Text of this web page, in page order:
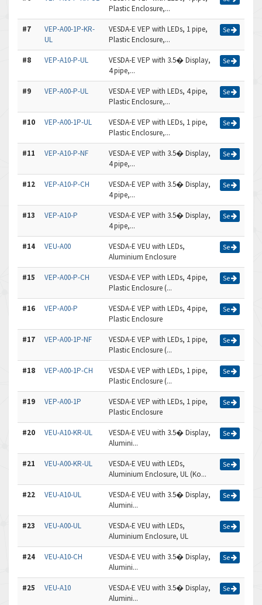
Plastic Enclosure,...
#7
VEP-A00-1P-KR-
UL
VESDA-E VEP with LEDs, 1 pipe,
Plastic Enclosure,...
Se
#8 VEP-A10-P-UL
VESDA-E VEP with 3.5� Display,
4 pipe,...
Se
#9 VEP-A00-P-UL
VESDA-E VEP with LEDs, 4 pipe,
Plastic Enclosure,...
Se
#10 VEP-A00-1P-UL
VESDA-E VEP with LEDs, 1 pipe,
Plastic Enclosure,...
Se
#11 VEP-A10-P-NF
VESDA-E VEP with 3.5� Display,
4 pipe,...
Se
#12 VEP-A10-P-CH
VESDA-E VEP with 3.5� Display,
4 pipe,...
Se
#13 VEP-A10-P
VESDA-E VEP with 3.5� Display,
4 pipe,...
Se
#14 VEU-A00
VESDA-E VEU with LEDs,
Aluminium Enclosure
Se
#15 VEP-A00-P-CH
VESDA-E VEP with LEDs, 4 pipe,
Plastic Enclosure (...
Se
#16 VEP-A00-P
VESDA-E VEP with LEDs, 4 pipe,
Plastic Enclosure
Se
#17 VEP-A00-1P-NF
VESDA-E VEP with LEDs, 1 pipe,
Plastic Enclosure (...
Se
#18 VEP-A00-1P-CH
VESDA-E VEP with LEDs, 1 pipe,
Plastic Enclosure (...
Se
#19 VEP-A00-1P
VESDA-E VEP with LEDs, 1 pipe,
Plastic Enclosure
Se
#20 VEU-A10-KR-UL
VESDA-E VEU with 3.5� Display,
Alumini...
Se
#21 VEU-A00-KR-UL
VESDA-E VEU with LEDs,
Aluminium Enclosure, UL (Ko...
Se
#22 VEU-A10-UL
VESDA-E VEU with 3.5� Display,
Alumini...
Se
#23 VEU-A00-UL
VESDA-E VEU with LEDs,
Aluminium Enclosure, UL
Se
#24 VEU-A10-CH
VESDA-E VEU with 3.5� Display,
Alumini...
Se
#25 VEU-A10
VESDA-E VEU with 3.5� Display,
Alumini...
Se